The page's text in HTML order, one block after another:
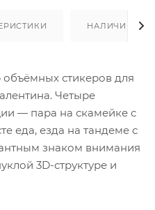
НАЛИЧИЕ
стикеров для
Четыре
— пара на скамейке с
еда, езда на тандеме с
знаком внимания
3D-структуре и